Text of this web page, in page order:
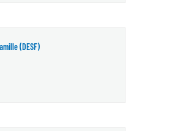
(DESF)